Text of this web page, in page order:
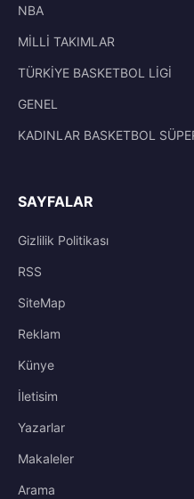
NBA
MİLLİ TAKIMLAR
TÜRKİYE BASKETBOL LİGİ
GENEL
KADINLAR BASKETBOL
SAYFALAR
Gizlilik Politikası
RSS
SiteMap
Reklam
Künye
İletisim
Yazarlar
Makaleler
Arama